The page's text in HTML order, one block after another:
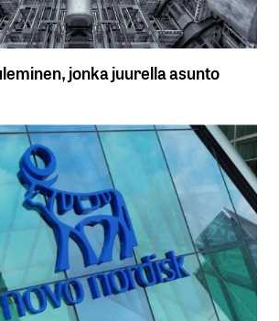
jonka juurella asunto